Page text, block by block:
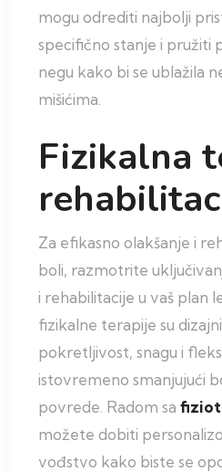
mogu odrediti najbolji
specifično stanje i pružiti
negu kako bi se ublažila
mišićima.
Fizikalna
Za efikasno olakšanje i
boli, razmotrite
i rehabilitacije u vaš plan
fizikalne terapije su
pokretljivost, snagu i
istovremeno smanjujući
povrede. Radom sa
možete dobiti
vođstvo kako biste se